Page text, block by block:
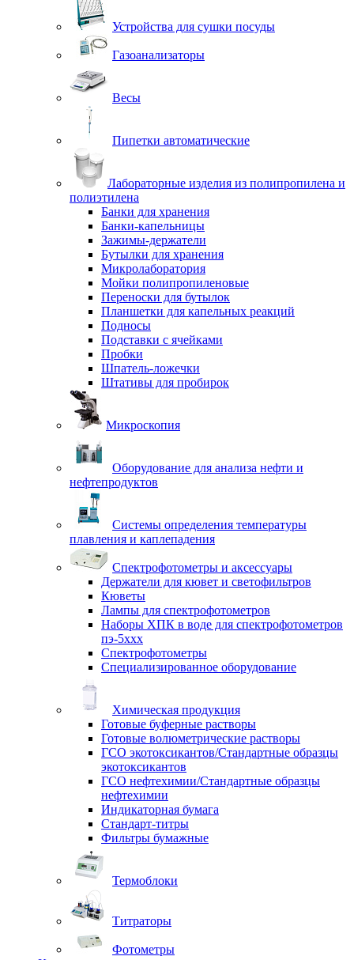
Устройства для сушки посуды
Газоанализаторы
Весы
Пипетки автоматические
Лабораторные изделия из полипропилена и
полиэтилена
Банки для хранения
Банки-капельницы
Зажимы-держатели
Бутылки для хранения
Микролаборатория
Мойки полипропиленовые
Переноски для бутылок
Планшетки для капельных реакций
Подносы
Подставки с ячейками
Пробки
Шпатель-ложечки
Штативы для пробирок
Микроскопия
Оборудование для анализа нефти и
нефтепродуктов
Системы определения температуры
плавления и каплепадения
Спектрофотометры и аксессуары
Держатели для кювет и светофильтров
Кюветы
Лампы для спектрофотометров
Наборы ХПК в воде для спектрофотометров
пэ-5ххх
Спектрофотометры
Специализированное оборудование
Химическая продукция
Готовые буферные растворы
Готовые волюметрические растворы
ГСО экотоксикантов/Стандартные образцы
экотоксикантов
ГСО нефтехимии/Стандартные образцы
нефтехимии
Индикаторная бумага
Стандарт-титры
Фильтры бумажные
Термоблоки
Титраторы
Фотометры